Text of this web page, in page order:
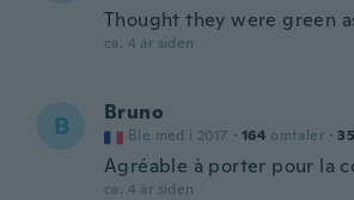
Thought they were green
ca. 4 år siden
B Bruno
Ble med i 2017 · 164 omtaler · 35
Agréable à porter pour la
ca. 4 år siden